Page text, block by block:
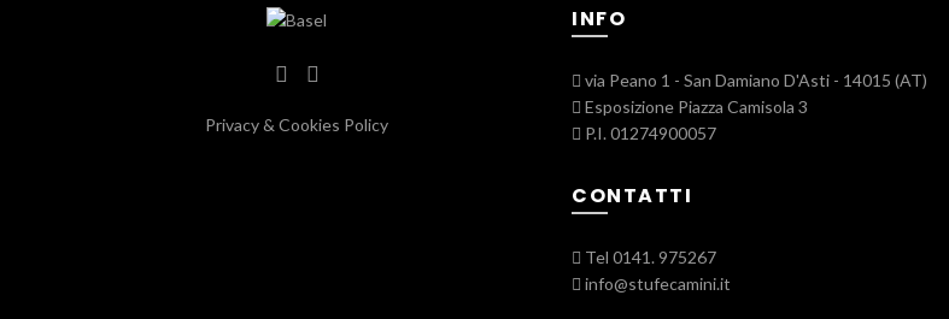
Privacy & Cookies Policy
INFO
via Peano 1 - San Damiano D'Asti - 14015 (AT)
Esposizione Piazza Camisola 3
P.I. 01274900057
CONTATTI
Tel 0141. 975267
info@stufecamini.it